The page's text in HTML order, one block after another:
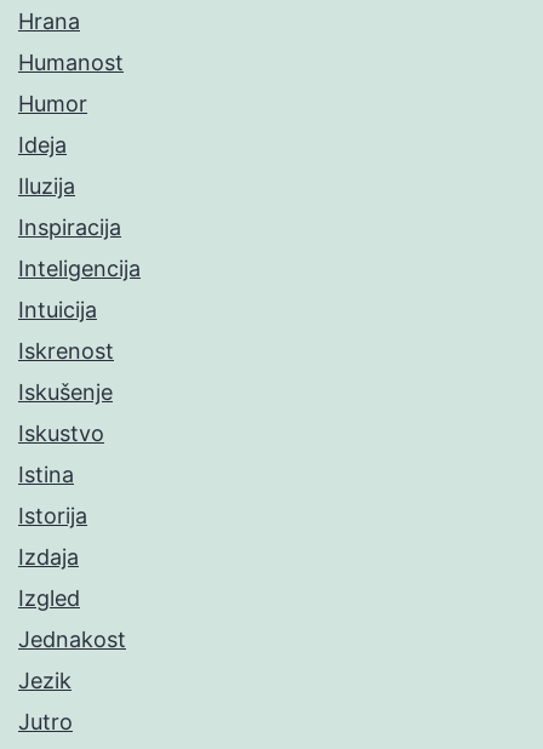
Hrana
Humanost
Humor
Ideja
Iluzija
Inspiracija
Inteligencija
Intuicija
Iskrenost
Iskušenje
Iskustvo
Istina
Istorija
Izdaja
Izgled
Jednakost
Jezik
Jutro